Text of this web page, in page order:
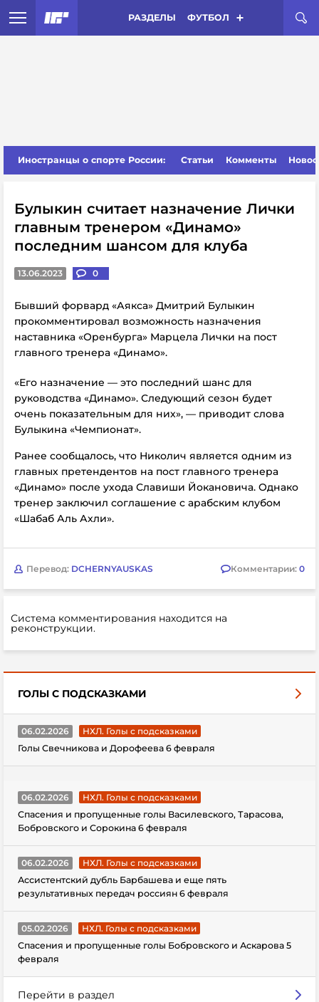
РАЗДЕЛЫ ФУТБОЛ
Иностранцы о спорте России: Статьи Комменты
Булыкин считает назначение Лички
главным тренером «Динамо»
последним шансом для клуба
13.06.2023 0
Бывший форвард «Аякса» Дмитрий Булыкин
прокомментировал возможность назначения
наставника «Оренбурга» Марцела Лички на пост
главного тренера «Динамо».
«Его назначение — это последний шанс для
руководства «Динамо». Следующий сезон будет
очень показательным для них», — приводит слова
Булыкина «Чемпионат».
Ранее сообщалось, что Николич является одним из
главных претендентов на пост главного тренера
«Динамо» после ухода Славиши Йокановича. Однако
тренер заключил соглашение с арабским клубом
«Шабаб Аль Ахли».
Перевод: DCHERNYAUSKAS Комментарии: 0
Система комментирования находится на
реконструкции.
ГОЛЫ С ПОДСКАЗКАМИ
06.02.2026
НХЛ. Голы с подсказками
Голы Свечникова и Дорофеева 6 февраля
06.02.2026
НХЛ. Голы с подсказками
Спасения и пропущенные голы Василевского, Тарасова,
Бобровского и Сорокина 6 февраля
06.02.2026
НХЛ. Голы с подсказками
Ассистентский дубль Барбашева и еще пять
результативных передач россиян 6 февраля
05.02.2026
НХЛ. Голы с подсказками
Спасения и пропущенные голы Бобровского и Аскарова 5
февраля
Перейти в раздел